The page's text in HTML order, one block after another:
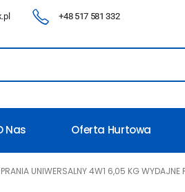
+48 517 581 332
Nas Oferta Hurtowa
UNIWERSALNY 4W1 6,05 KG WYDAJNE